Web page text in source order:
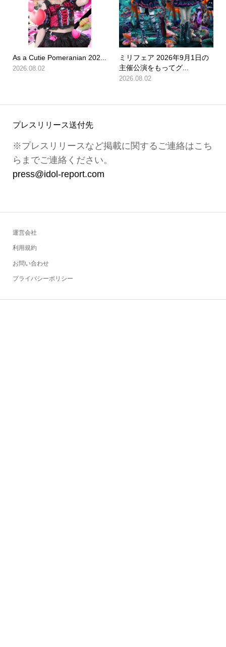
As a Cutie Pomeranian 202...
2026.08.02
ミリフェア 2026年9月1日の
主催公演をもってグ...
2026.08.02
プレスリリース送付先
※プレスリリースなど掲載に関するご連絡はこち
らまでご連絡ください。
press@idol-report.com
運営会社
利用規約
お問い合わせ
プライバシーポリシー